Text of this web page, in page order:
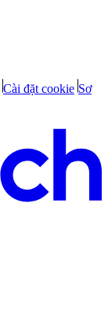
Cài đặt cookie Sơ